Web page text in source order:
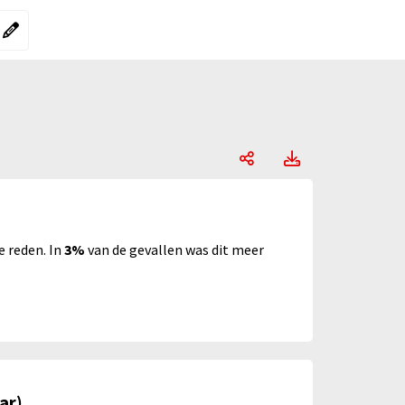
Schoolverzuim,
reden. In 3% van de gevallen was dit meer